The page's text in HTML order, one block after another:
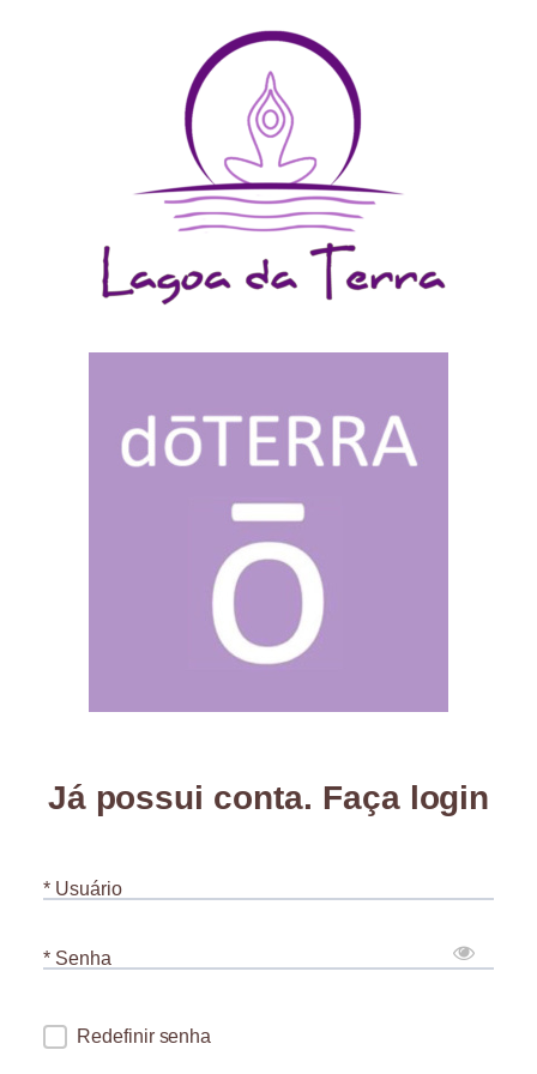
Já possui conta. Faça login
* Usuário
* Senha
Redefinir senha